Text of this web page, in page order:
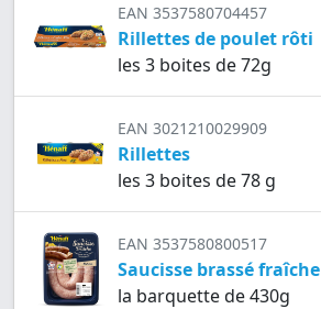
EAN 3537580704457
Rillettes de poulet rôti
les 3 boites de 72g
EAN 3021210029909
Rillettes
les 3 boites de 78 g
EAN 3537580800517
Saucisse brassé fraîche
la barquette de 430g